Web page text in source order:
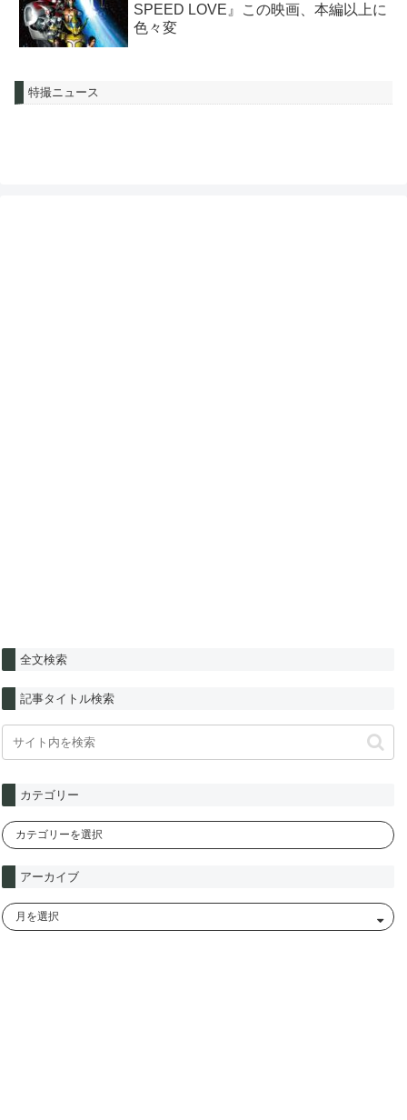
SPEED LOVE』この映画、本編以上に
色々変
特撮ニュース
全文検索
記事タイトル検索
カテゴリー
アーカイブ